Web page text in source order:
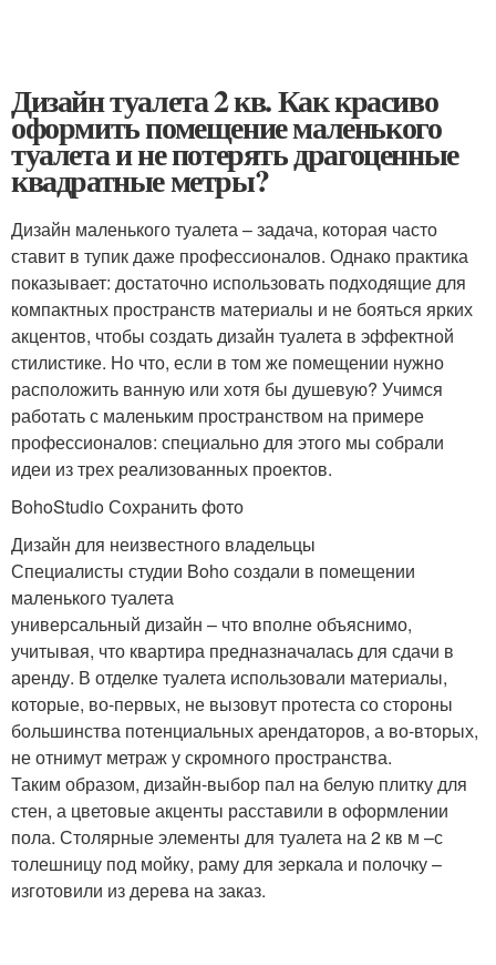
Дизайн туалета 2 кв. Как красиво
оформить помещение маленького
туалета и не потерять драгоценные
квадратные метры?
Дизайн маленького туалета – задача, которая часто
ставит в тупик даже профессионалов. Однако практика
показывает: достаточно использовать подходящие для
компактных пространств материалы и не бояться ярких
акцентов, чтобы создать дизайн туалета в эффектной
стилистике. Но что, если в том же помещении нужно
расположить ванную или хотя бы душевую? Учимся
работать с маленьким пространством на примере
профессионалов: специально для этого мы собрали
идеи из трех реализованных проектов.
BohoStudio Сохранить фото
Дизайн для неизвестного владельцы
Специалисты студии Boho создали в помещении
маленького туалета
универсальный дизайн – что вполне объяснимо,
учитывая, что квартира предназначалась для сдачи в
аренду. В отделке туалета использовали материалы,
которые, во-первых, не вызовут протеста со стороны
большинства потенциальных арендаторов, а во-вторых,
не отнимут метраж у скромного пространства.
Таким образом, дизайн-выбор пал на белую плитку для
стен, а цветовые акценты расставили в оформлении
пола. Столярные элементы для туалета на 2 кв м –с
толешницу под мойку, раму для зеркала и полочку –
изготовили из дерева на заказ.